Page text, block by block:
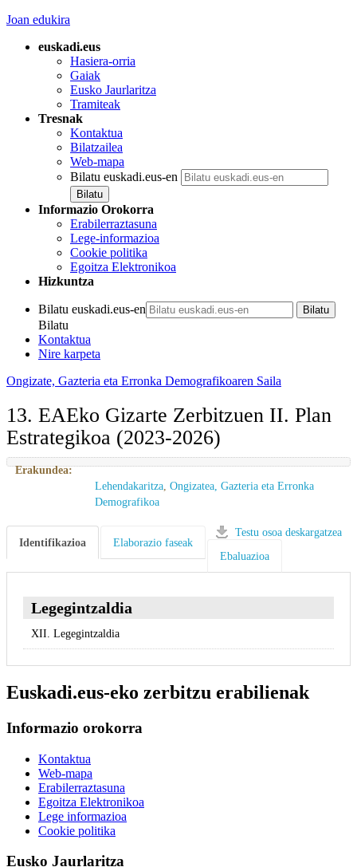
Joan edukira
euskadi.eus
Hasiera-orria
Gaiak
Eusko Jaurlaritza
Tramiteak
Tresnak
Kontaktua
Bilatzailea
Web-mapa
Bilatu euskadi.eus-en
Informazio Orokorra
Erabilerraztasuna
Lege-informazioa
Cookie politika
Egoitza Elektronikoa
Hizkuntza
Bilatu euskadi.eus-en
Bilatu
Kontaktua
Nire karpeta
Ongizate, Gazteria eta Erronka Demografikoaren Saila
13. EAEko Gizarte Zerbitzuen II. Plan
Estrategikoa (2023-2026)
Erakundea:
Lehendakaritza Ongizatea, Gazteria eta Erronka
Demografikoa
Testu osoa deskargatzea
Identifikazioa
Elaborazio faseak
Ebaluazioa
Legegintzaldia
XII. Legegintzaldia
Euskadi.eus-eko zerbitzu erabilienak
Informazio orokorra
Kontaktua
Web-mapa
Erabilerraztasuna
Egoitza Elektronikoa
Lege informazioa
Cookie politika
Eusko Jaurlaritza